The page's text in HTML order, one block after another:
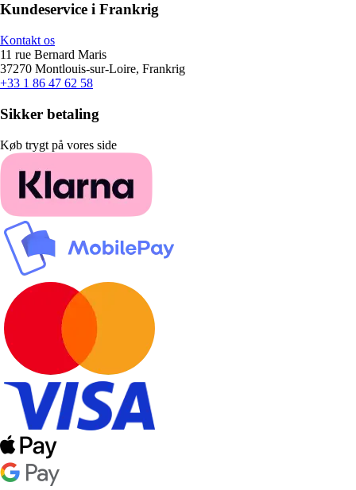
Kundeservice i Frankrig
Kontakt os
11 rue Bernard Maris
37270 Montlouis-sur-Loire, Frankrig
+33 1 86 47 62 58
Sikker betaling
Køb trygt på vores side